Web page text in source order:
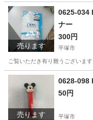
神奈川 平塚市
売ります
0625-034
ナー
300円
平塚市
ご覧いただき有り難うございま
神奈川 平塚市
売ります
0628-098
50円
平塚市